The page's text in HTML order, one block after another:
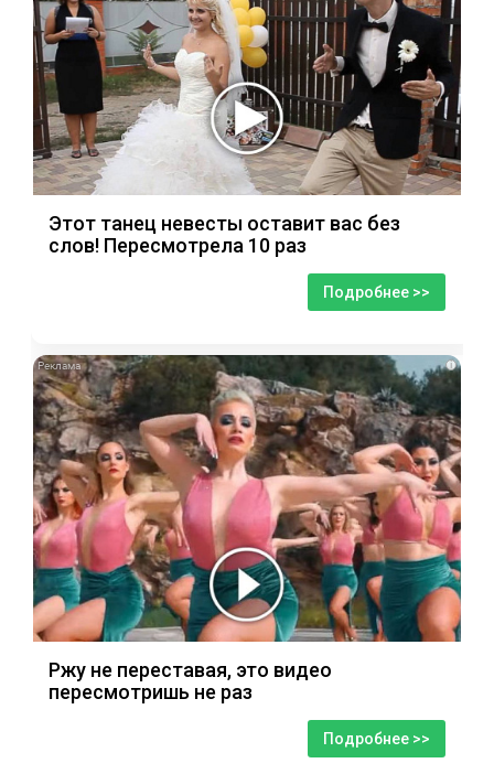
Этот танец невесты оставит вас без
слов! Пересмотрела 10 раз
Подробнее >>
i
Ржу не переставая, это видео
пересмотришь не раз
Подробнее >>